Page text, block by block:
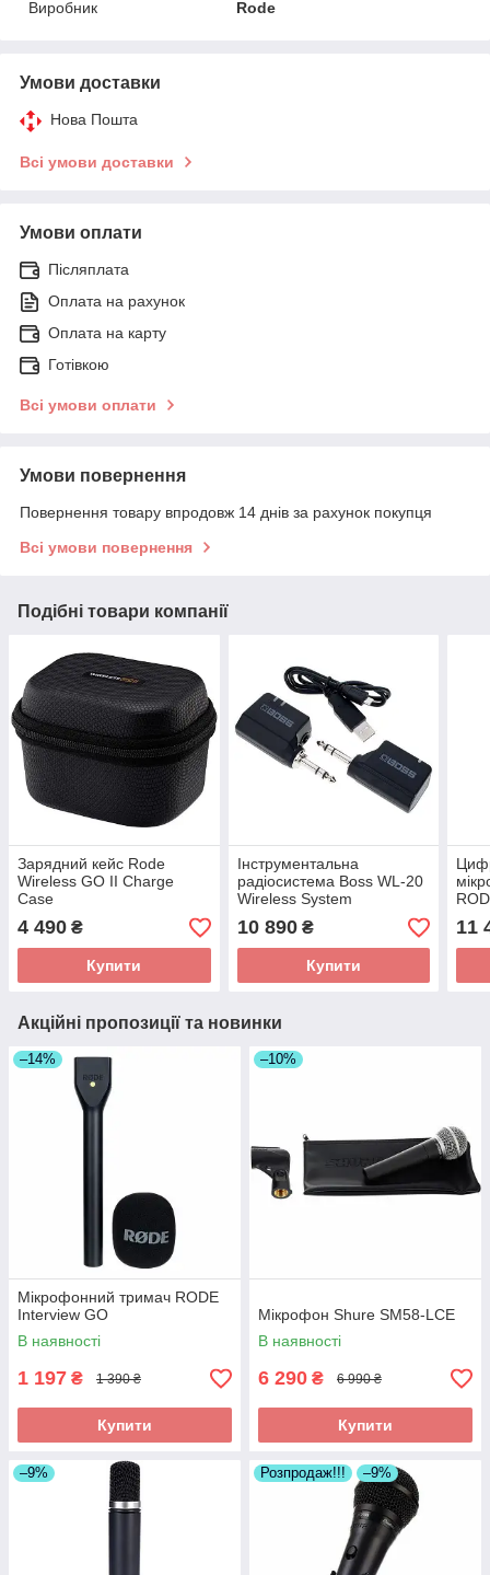
Виробник Rode
Умови доставки
Нова Пошта
Всі умови доставки
Умови оплати
Післяплата
Оплата на рахунок
Оплата на карту
Готівкою
Всі умови оплати
Умови повернення
Повернення товару впродовж 14 днів за рахунок покупця
Всі умови повернення
Подібні товари компанії
Зарядний кейс Rode
Wireless GO II Charge
Case
4 490 ₴
Купити
Інструментальна
радіосистема Boss WL-20
Wireless System
10 890₴
Купити
11
Акційні пропозиції та новинки
–14%
Мікрофонний тримач RODE
Interview GO
В наявності
1 197 ₴ 1 390 ₴
Купити
–10%
Мікрофон Shure SM58-LCE
В наявності
6 290 ₴ 6 990 ₴
Купити
–9% Розпродаж!!! –9%